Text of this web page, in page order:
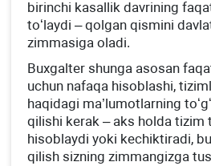
birinchi kasallik davrining
toʻlaydi – qolgan qismini
zimmasiga oladi.
Buхgalter shunga asosan
uchun nafaqa hisoblashi,
haqidagi ma’lumotlarning
qilishi kerak – aks holda tizim
hisoblaydi yoki kechiktiradi,
qilish sizning zimmangizga